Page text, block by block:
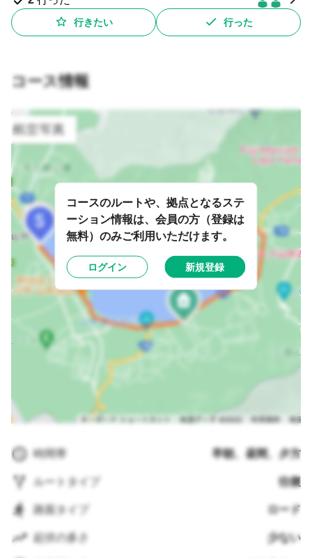
行きたい 行った
コース情報
時間帯 早朝、昼間、夕方
ルートタイプ 往復
路面タイプ ロード
起伏の多さ 少ない
コースのルートや、拠点となるステ
ーション情報は、会員の方（登録は
無料）のみご利用いただけます。
ログイン 新規登録